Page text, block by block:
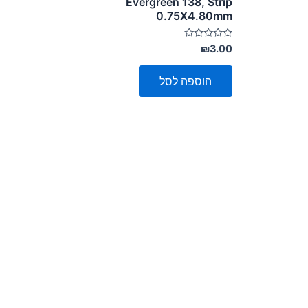
0.75X4.80mm
דורג
0
מתוך
₪3.00
הוספה לסל